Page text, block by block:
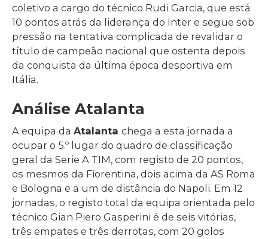
coletivo a cargo do técnico Rudi Garcia, que está
10 pontos atrás da liderança do Inter e segue sob
pressão na tentativa complicada de revalidar o
título de campeão nacional que ostenta depois
da conquista da última época desportiva em
Itália.
Análise Atalanta
A equipa da Atalanta chega a esta jornada a
ocupar o 5.º lugar do quadro de classificação
geral da Serie A TIM, com registo de 20 pontos,
os mesmos da Fiorentina, dois acima da AS Roma
e Bologna e a um de distância do Napoli. Em 12
jornadas, o registo total da equipa orientada pelo
técnico Gian Piero Gasperini é de seis vitórias,
três empates e três derrotas, com 20 golos